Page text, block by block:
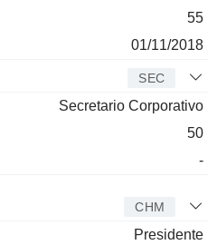
55
01/11/2018
SEC
Secretario Corporativo
50
-
CHM
Presidente